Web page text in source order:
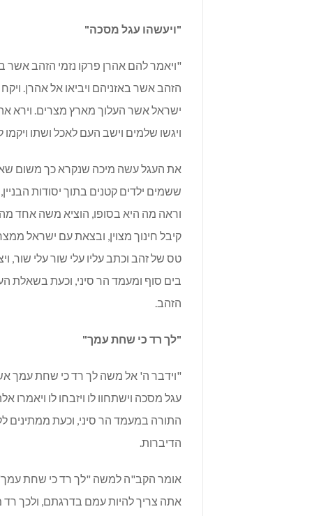
"ויעשהו עגל מסכה"
"ויאמר להם אהרן פרקו נזמי הזהב אשר
הזהב אשר באזניהם ויביאו אל אהרן.
ישראל אשר העלוך מארץ מצרים. וירא
ויגשו שלמים וישב העם לאכל ושתו
את העגל עשה מיכה שנקרא כך משום
ששמים ילדים קטנים בתוך יסודות
וראה מה היא בסופו, הוציא משה אחד
קיבל חינוך מצוין, ובצאת עם ישראל
טס של זהב וכתב עליו עלי שור עלי שור,
בים סוף ומעמד הר סיני, וכעת בשאלת
הזהב.
"לך רד כי שחת עמך"
"וידבר ה' אל משה לך רד כי שחת עמך
עגל מסכה וישתחוו לו ויזבחו לו
התורה במעמד הר סיני, וכעת
הדיברות.
אומר הקב"ה למשה "לך רד כי שחת עמך"
אתה צריך להיות עמם בדרגתם, ולכך